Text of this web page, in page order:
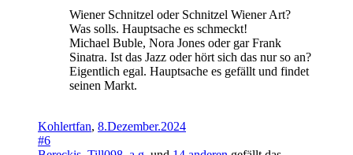
Wiener Schnitzel oder Schnitzel Wiener Art?
Was solls. Hauptsache es schmeckt!
Michael Buble, Nora Jones oder gar Frank
Sinatra. Ist das Jazz oder hört sich das nur so an?
Eigentlich egal. Hauptsache es gefällt und findet
seinen Markt.
Kohlertfan, 8.Dezember.2024
#6